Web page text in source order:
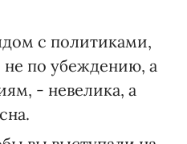
с политиками,
не по убеждению, а
- невелика, а